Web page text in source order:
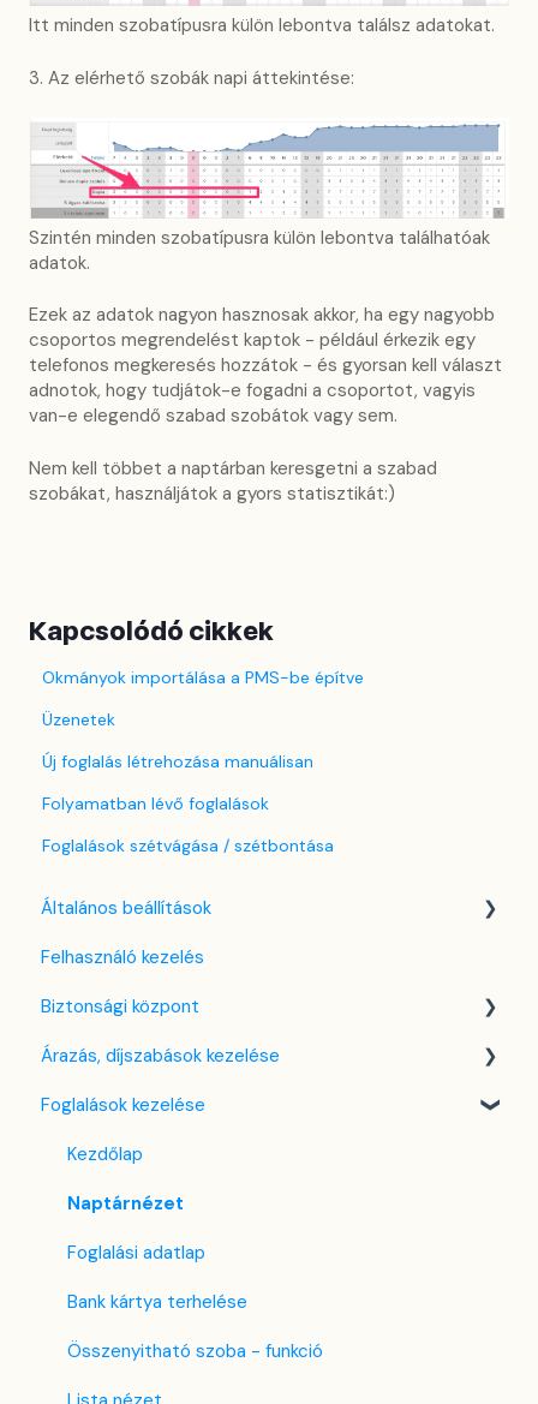
Itt minden szobatípusra külön lebontva találsz adatokat.
3. Az elérhető szobák napi áttekintése:
Szintén minden szobatípusra külön lebontva találhatóak
adatok.
Ezek az adatok nagyon hasznosak akkor, ha egy nagyobb
csoportos megrendelést kaptok - például érkezik egy
telefonos megkeresés hozzátok - és gyorsan kell választ
adnotok, hogy tudjátok-e fogadni a csoportot, vagyis
van-e elegendő szabad szobátok vagy sem.
Nem kell többet a naptárban keresgetni a szabad
szobákat, használjátok a gyors statisztikát:)
Kapcsolódó cikkek
Okmányok importálása a PMS-be építve
Üzenetek
Új foglalás létrehozása manuálisan
Folyamatban lévő foglalások
Foglalások szétvágása / szétbontása
Általános beállítások
Nyelv beállítások
Cég / Szálláshely beállítások
Adó beállítások
Szabályzatok beállítása
Szobák beállításai
Partnerek
Szolgáltatások
Email sablonok beállítása
Housekeeping
Felhasználó kezelés
Biztonsági központ
Kulcsfájl kezelés
Két-faktoros autentikáció (2FA)
Bejelentkezés a SabeeApp fiókba
Árazás, díjszabások kezelése
Díjszabás beállítások
Árttípusok Engedélyezése / Tiltása
CTA / CTD
Kuponok
Foglalások kezelése
Kezdőlap
Naptárnézet
Foglalási adatlap
Bank kártya terhelése
Összenyitható szoba - funkció